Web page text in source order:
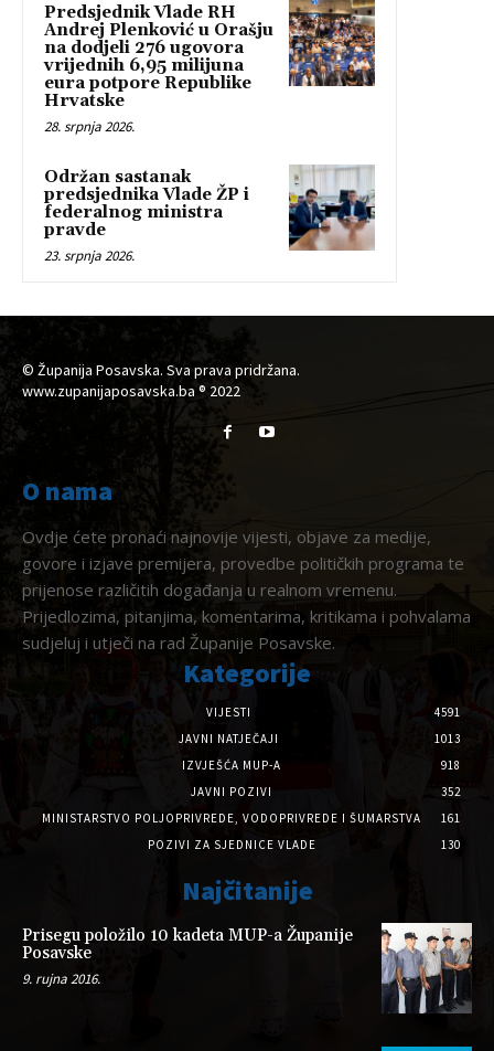
Predsjednik Vlade RH
Andrej Plenković u Orašju
na dodjeli 276 ugovora
vrijednih 6,95 milijuna
eura potpore Republike
Hrvatske
28. srpnja 2026.
Održan sastanak
predsjednika Vlade ŽP i
federalnog ministra
pravde
23. srpnja 2026.
© Županija Posavska. Sva prava pridržana.
www.zupanijaposavska.ba ® 2022
O nama
Ovdje ćete pronaći najnovije vijesti, objave za medije,
govore i izjave premijera, provedbe političkih programa te
prijenose različitih događanja u realnom vremenu.
Prijedlozima, pitanjima, komentarima, kritikama i pohvalama
sudjeluj i utječi na rad Županije Posavske.
Kategorije
VIJESTI
4591
JAVNI NATJEČAJI
1013
IZVJEŠĆA MUP-A
918
JAVNI POZIVI
352
MINISTARSTVO POLJOPRIVREDE, VODOPRIVREDE I ŠUMARSTVA
161
POZIVI ZA SJEDNICE VLADE
130
Najčitanije
Prisegu položilo 10 kadeta MUP-a Županije
Posavske
9. rujna 2016.